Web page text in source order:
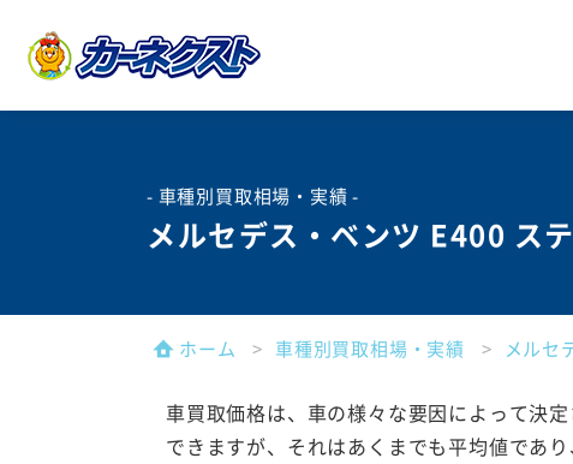
- 車種別買取相場・実績 -
メルセデス・ベンツ E400 ス
ホーム 車種別買取相場・実績 メルセ
車買取価格は、車の様々な要因によって決
できますが、それはあくまでも平均値であ